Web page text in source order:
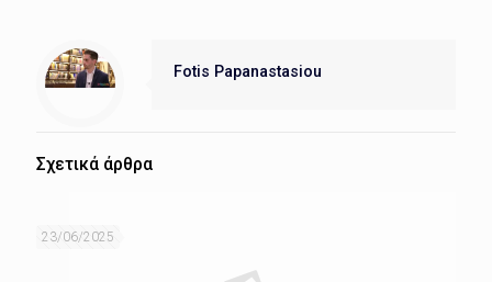
Fotis Papanastasiou
Σχετικά άρθρα
23/06/2025